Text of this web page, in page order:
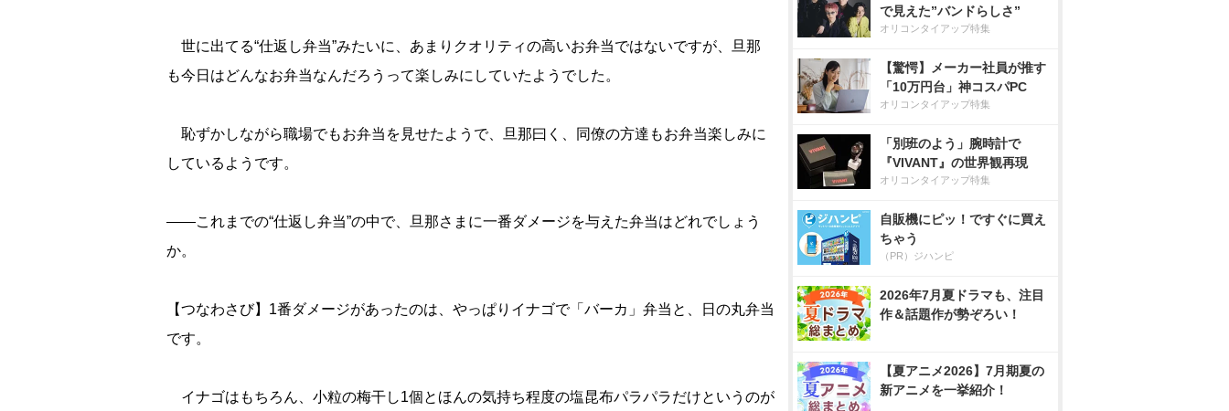
世に出てる“仕返し弁当”みたいに、あまりクオリティの高いお弁当ではないですが、旦那
も今日はどんなお弁当なんだろうって楽しみにしていたようでした。
恥ずかしながら職場でもお弁当を見せたようで、旦那曰く、同僚の方達もお弁当楽しみに
しているようです。
――これまでの“仕返し弁当”の中で、旦那さまに一番ダメージを与えた弁当はどれでしょう
か。
【つなわさび】1番ダメージがあったのは、やっぱりイナゴで「バーカ」弁当と、日の丸弁当
です。
イナゴはもちろん、小粒の梅干し1個とほんの気持ち程度の塩昆布パラパラだけというのが
で見えた”バンドらしさ”
オリコンタイアップ特集
【驚愕】メーカー社員が推す
「10万円台」神コスパPC
オリコンタイアップ特集
「別班のよう」腕時計で
『VIVANT』の世界観再現
オリコンタイアップ特集
自販機にピッ！ですぐに買え
ちゃう
（PR）ジハンピ
2026年7月夏ドラマも、注目
作＆話題作が勢ぞろい！
【夏アニメ2026】7月期夏の
新アニメを一挙紹介！